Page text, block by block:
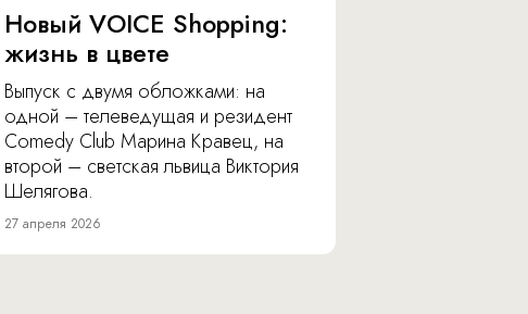
Новый VOICE Shopping:
жизнь в цвете
Выпуск с двумя обложками: на
одной – телеведущая и резидент
Comedy Club Марина Кравец, на
второй – светская львица Виктория
Шелягова.
27 апреля 2026